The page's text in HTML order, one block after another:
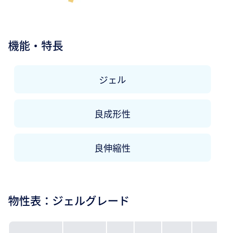
機能・特長
ジェル
良成形性
良伸縮性
物性表：ジェルグレード